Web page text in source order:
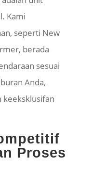
Kami
seperti New
berada
sesuai
Anda,
keeksklusifan
Proses